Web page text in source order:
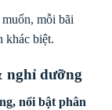
mỗi bãi
khác biệt.
nghỉ dưỡng
nổi bật phân